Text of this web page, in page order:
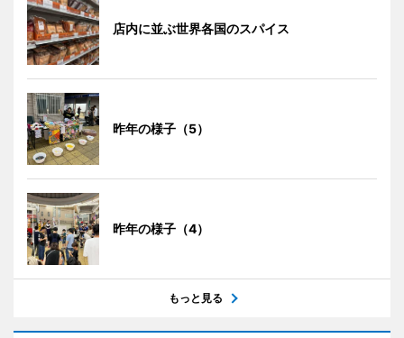
店内に並ぶ世界各国のスパイス
昨年の様子（5）
昨年の様子（4）
もっと見る